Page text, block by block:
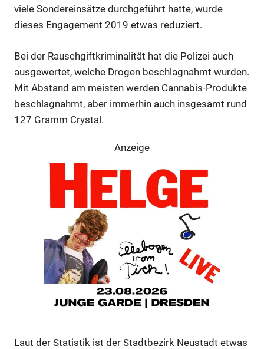
viele Sondereinsätze durchgeführt hatte, wurde
dieses Engagement 2019 etwas reduziert.
Bei der Rauschgiftkriminalität hat die Polizei auch
ausgewertet, welche Drogen beschlagnahmt wurden.
Mit Abstand am meisten werden Cannabis-Produkte
beschlagnahmt, aber immerhin auch insgesamt rund
127 Gramm Crystal.
Anzeige
Laut der Statistik ist der Stadtbezirk Neustadt etwas